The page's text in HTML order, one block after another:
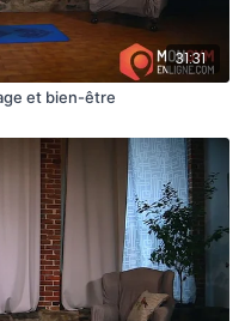
31:31
et bien-être